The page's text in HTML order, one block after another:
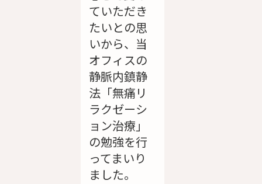
ていただき
たいとの思
いから、当
オフィスの
静脈内鎮静
法「無痛リ
ラクゼーシ
ョン治療」
の勉強を行
ってまいり
ました。